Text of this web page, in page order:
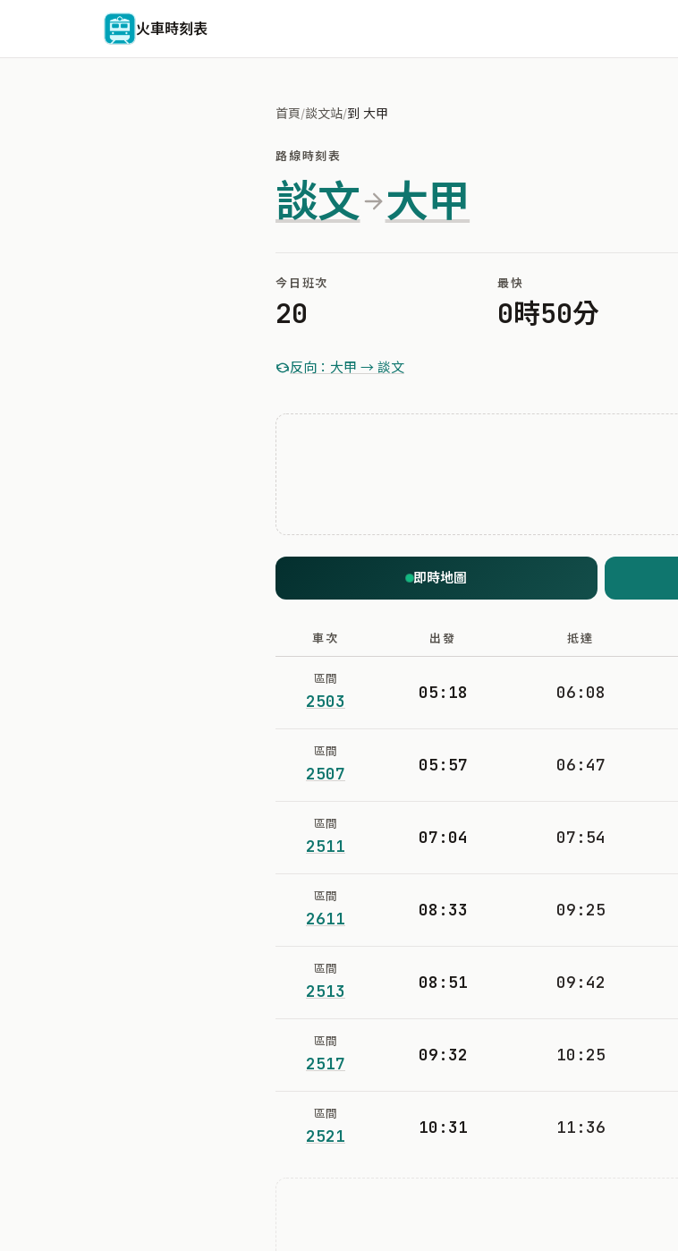
火車時刻表
首頁/談文站/到 大甲
路線時刻表
談文 大甲
今日班次
20
最快
0時50分
反向：大甲 → 談文
即時地圖
車次 出發 抵達
區間
2503 05:18 06:08
區間
2507 05:57 06:47
區間
2511 07:04 07:54
區間
2611 08:33 09:25
區間
2513 08:51 09:42
區間
2517 09:32 10:25
區間
2521 10:31 11:36